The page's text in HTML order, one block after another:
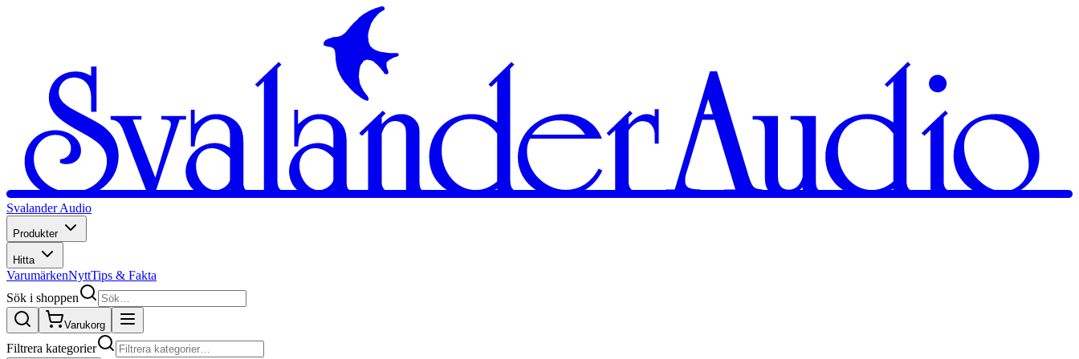
Svalander Audio
Produkter
Hitta
VarumärkenNyttTips & Fakta
Sök i shoppen
Varukorg
Filtrera kategorier